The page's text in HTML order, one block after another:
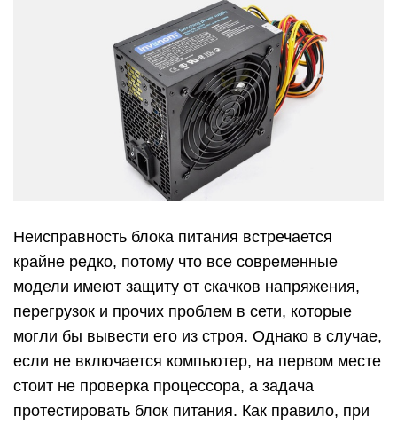
Неисправность блока питания встречается
крайне редко, потому что все современные
модели имеют защиту от скачков напряжения,
перегрузок и прочих проблем в сети, которые
могли бы вывести его из строя. Однако в случае,
если не включается компьютер, на первом месте
стоит не проверка процессора, а задача
протестировать блок питания. Как правило, при